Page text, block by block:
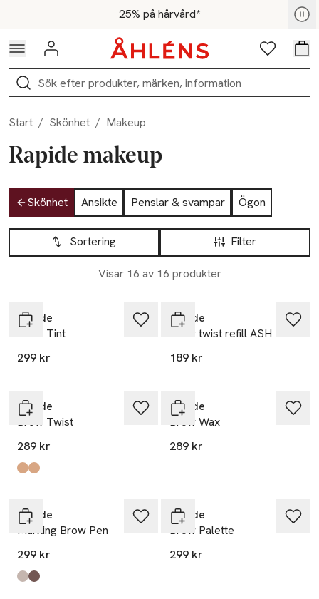
Hoppa till navigationsmenyn25% på hårvård*
För medlemmar - Shoppa nu
Logga in Favoriter
Sök
Start / Skönhet / Makeup
Rapide makeup
Hoppa till produktsidan
Skönhet Ansikte Penslar & svampar
Ögon
Hoppa till produktsidan
Filter
Sortering
Visar 16 av 16 produkter
Lista över produkter
Rapide
Brow Tint
299 kr
Rapide
Brow twist refill ASH
189 kr
Rapide
Brow Twist
289 kr
Produkten finns i färgerna:
Medium Neutral Brown
Dark Deep Brown
Rapide
Brow Wax
289 kr
Rapide
Marking Brow Pen
299 kr
Produkten finns i färgerna:
Cold Soft Brown
Neutral Deep Brown
Rapide
Brow Palette
299 kr